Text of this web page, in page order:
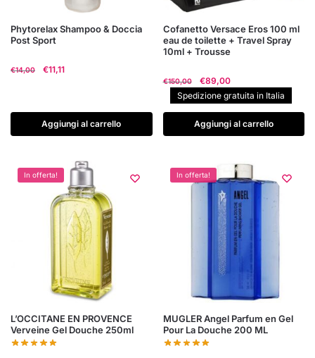
Phytorelax Shampoo & Doccia
Post Sport
€14,00
Il
€14,00.
€11,11
€11,11.
Aggiungi al carrello
Cofanetto Versace Eros 100 ml
eau de toilette + Travel Spray
10ml + Trousse
€150,00
Il
prezzo
originale
era:
€150,00.
€89,00
prezzo
attuale
è:
€89,00.
Spedizione gratuita in Italia
Aggiungi al carrello
In offerta!
L’OCCITANE EN PROVENCE
Verveine Gel Douche 250ml
In offerta!
MUGLER Angel Parfum en Gel
Pour La Douche 200 ML